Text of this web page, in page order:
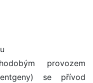
provozem
se přívod